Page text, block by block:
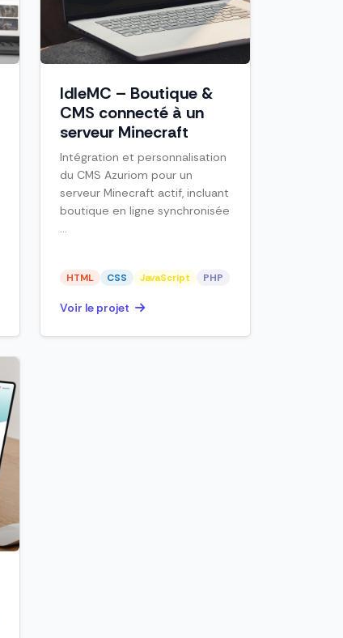
IdleMC – Boutique &
CMS connecté à un
serveur Minecraft
Intégration et personnalisation
du CMS Azuriom pour un
serveur Minecraft actif, incluant
boutique en ligne synchronisée
...
HTML CSS JavaScript PHP
Voir le projet